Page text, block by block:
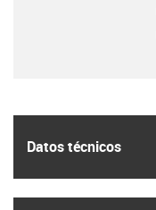
Datos técnicos